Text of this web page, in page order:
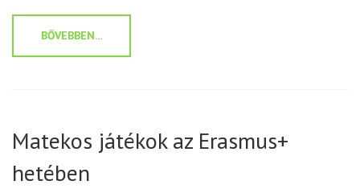
BŐVEBBEN...
Matekos játékok az Erasmus+
hetében